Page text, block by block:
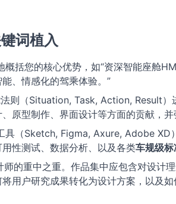
词植入
概括您的核心优势，如“资深智能座舱
、情感化的驾乘体验。”
则（Situation, Task, Action, Result
原型制作、界面设计等方面的贡献，并
具（Sketch, Figma, Axure, Adobe XD
性测试、数据分析、以及各类车规级标
师的重中之重。作品集中应包含对设计
用户研究成果转化为设计方案，以及